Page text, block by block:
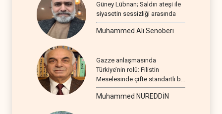
Güney Lübnan; Saldırı ateşi ile
siyasetin sessizliği arasında
Muhammed Ali Senoberi
Gazze anlaşmasında
Türkiye’nin rolü: Filistin
Meselesinde çifte standartlı bir
seyir
Muhammed NUREDDİN